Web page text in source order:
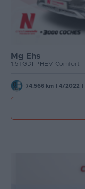
Mg Ehs
1.5TGDI PHEV Comfort
74.566 km 4/2022